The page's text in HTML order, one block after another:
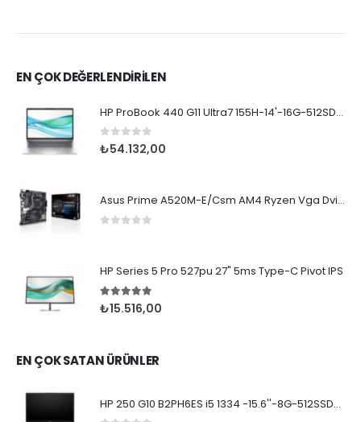
EN ÇOK DEĞERLENDİRİLEN
HP ProBook 440 G11 Ultra7 155H-14'-16G-512SD-4G-WP
0 5 üzerinden
₺54.132,00
Asus Prime A520M-E/Csm AM4 Ryzen Vga Dvi Hdmi DDR4
HP Series 5 Pro 527pu 27" 5ms Type-C Pivot IPS
5.005 üzerinden
₺15.516,00
EN ÇOK SATAN ÜRÜNLER
HP 250 G10 B2PH6ES i5 1334 -15.6''-8G-512SSD-Dos